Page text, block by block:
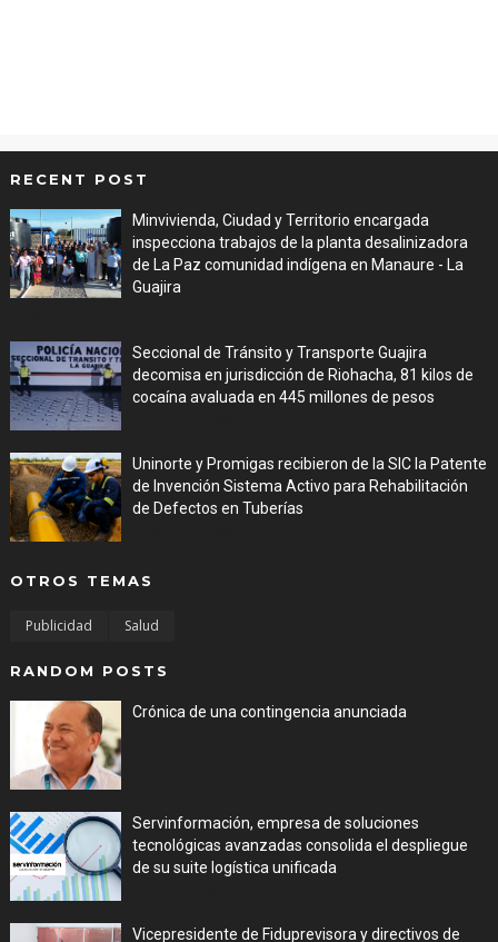
RECENT POST
Minvivienda, Ciudad y Territorio encargada
inspecciona trabajos de la planta desalinizadora
de La Paz comunidad indígena en Manaure - La
Guajira
Seccional de Tránsito y Transporte Guajira
decomisa en jurisdicción de Riohacha, 81 kilos de
cocaína avaluada en 445 millones de pesos
Uninorte y Promigas recibieron de la SIC la Patente
de Invención Sistema Activo para Rehabilitación
de Defectos en Tuberías
OTROS TEMAS
Publicidad Salud
RANDOM POSTS
Crónica de una contingencia anunciada
Servinformación, empresa de soluciones
tecnológicas avanzadas consolida el despliegue
de su suite logística unificada
Vicepresidente de Fiduprevisora y directivos de